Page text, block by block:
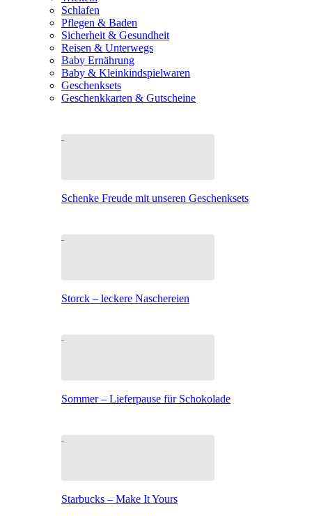
Schlafen
Pflegen & Baden
Sicherheit & Gesundheit
Reisen & Unterwegs
Baby Ernährung
Baby & Kleinkindspielwaren
Geschenksets
Geschenkkarten & Gutscheine
Schenke Freude mit unseren Geschenksets
Storck – leckere Naschereien
Sommer – Lieferpause für Schokolade
Starbucks – Make It Yours